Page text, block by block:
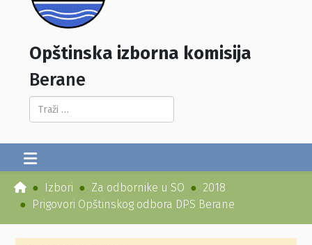
Opštinska izborna komisija
Berane
Pretraga...
Izbori Za odbornike u SO
2018
Prigovori Opštinskog odbora DPS Berane